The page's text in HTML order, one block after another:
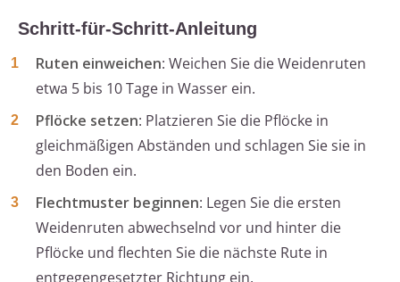
Schritt-für-Schritt-Anleitung
Ruten einweichen: Weichen Sie die Weidenruten
etwa 5 bis 10 Tage in Wasser ein.
Pflöcke setzen: Platzieren Sie die Pflöcke in
gleichmäßigen Abständen und schlagen Sie sie in
den Boden ein.
Flechtmuster beginnen: Legen Sie die ersten
Weidenruten abwechselnd vor und hinter die
Pflöcke und flechten Sie die nächste Rute in
entgegengesetzter Richtung ein.